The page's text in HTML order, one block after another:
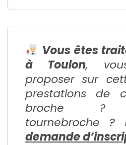
Vous êtes
à Toulon,
proposer sur
prestations de
broche ?
tournebroche ?
demande